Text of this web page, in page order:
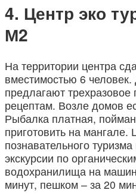
Центр эко
М2
На территории центра
вместимостью 6
предлагают
рецептам. Возле домов
Рыбалка платная,
приготовить на мангале.
познавательного
экскурсии по
водохранилища на
минут, пешком – за 20